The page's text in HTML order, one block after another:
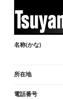
名称(かな)
所在地
電話番号